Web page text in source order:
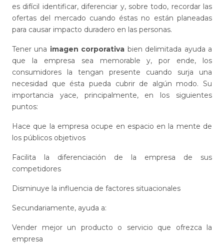
es difícil identificar, diferenciar y, sobre todo, recordar las
ofertas del mercado cuando éstas no están planeadas
para causar impacto duradero en las personas.
Tener una imagen corporativa bien delimitada ayuda a
que la empresa sea memorable y, por ende, los
consumidores la tengan presente cuando surja una
necesidad que ésta pueda cubrir de algún modo. Su
importancia yace, principalmente, en los siguientes
puntos:
Hace que la empresa ocupe en espacio en la mente de
los públicos objetivos
Facilita la diferenciación de la empresa de sus
competidores
Disminuye la influencia de factores situacionales
Secundariamente, ayuda a:
Vender mejor un producto o servicio que ofrezca la
empresa